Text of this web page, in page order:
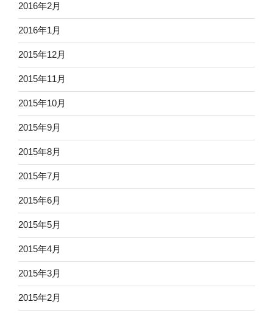
2016年2月
2016年1月
2015年12月
2015年11月
2015年10月
2015年9月
2015年8月
2015年7月
2015年6月
2015年5月
2015年4月
2015年3月
2015年2月